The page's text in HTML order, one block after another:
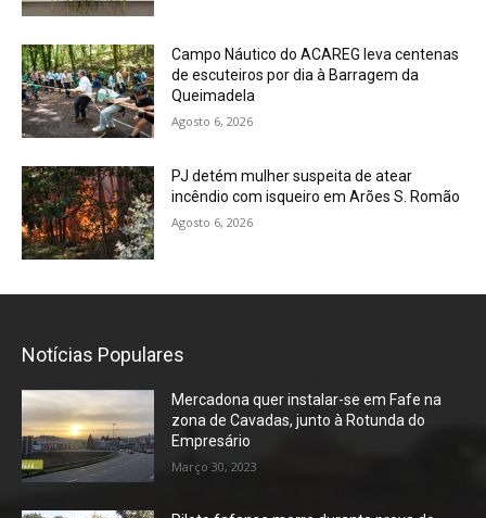
Campo Náutico do ACAREG leva centenas
de escuteiros por dia à Barragem da
Queimadela
Agosto 6, 2026
PJ detém mulher suspeita de atear
incêndio com isqueiro em Arões S. Romão
Agosto 6, 2026
Notícias Populares
Mercadona quer instalar-se em Fafe na
zona de Cavadas, junto à Rotunda do
Empresário
Março 30, 2023